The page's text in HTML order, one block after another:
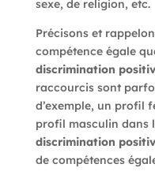
sexe, de religion, etc.
Précisons et
compétence égale
discrimination
raccourcis sont
d’exemple, un profil
profil masculin dans
discrimination
de compétences